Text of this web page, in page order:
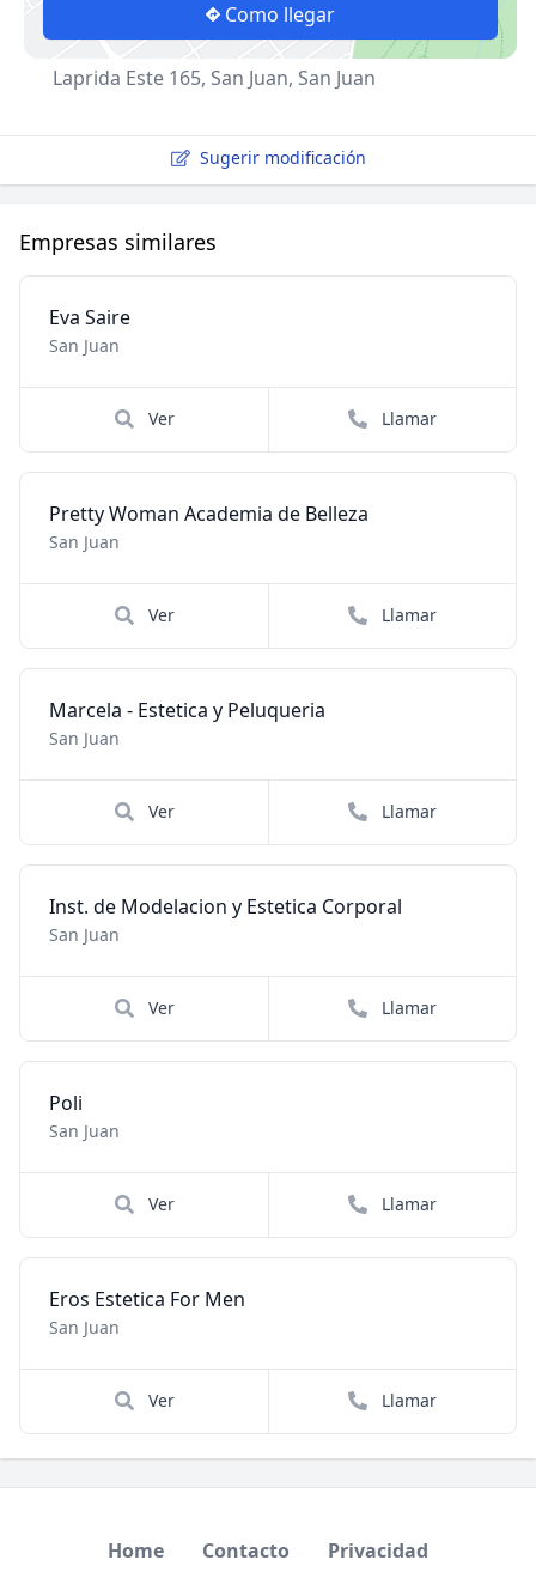
Como llegar
Laprida Este 165, San Juan, San Juan
Sugerir modificación
Empresas similares
Eva Saire
San Juan
Ver Llamar
Pretty Woman Academia de Belleza
San Juan
Ver Llamar
Marcela - Estetica y Peluqueria
San Juan
Ver Llamar
Inst. de Modelacion y Estetica Corporal
San Juan
Ver Llamar
Poli
San Juan
Ver Llamar
Eros Estetica For Men
San Juan
Ver Llamar
Home Contacto Privacidad